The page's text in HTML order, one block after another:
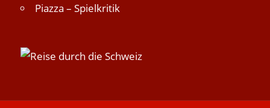
Piazza – Spielkritik